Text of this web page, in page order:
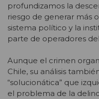
profundizamos la
riesgo de generar más
sistema político y la
parte de operadores
Aunque el crimen
Chile, su análisis
“solucionática” que
el problema de la